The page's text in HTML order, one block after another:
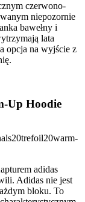
czerwono-
niepozornie
bawełny i
lata
opcja na wyjście z
Up Hoodie
adidas
Adidas nie jest
bloku. To